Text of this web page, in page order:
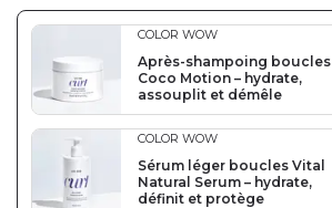
COLOR WOW
Après-shampoing boucles
Coco Motion – hydrate,
assouplit et démêle
COLOR WOW
Sérum léger boucles Vital
Natural Serum – hydrate,
définit et protège